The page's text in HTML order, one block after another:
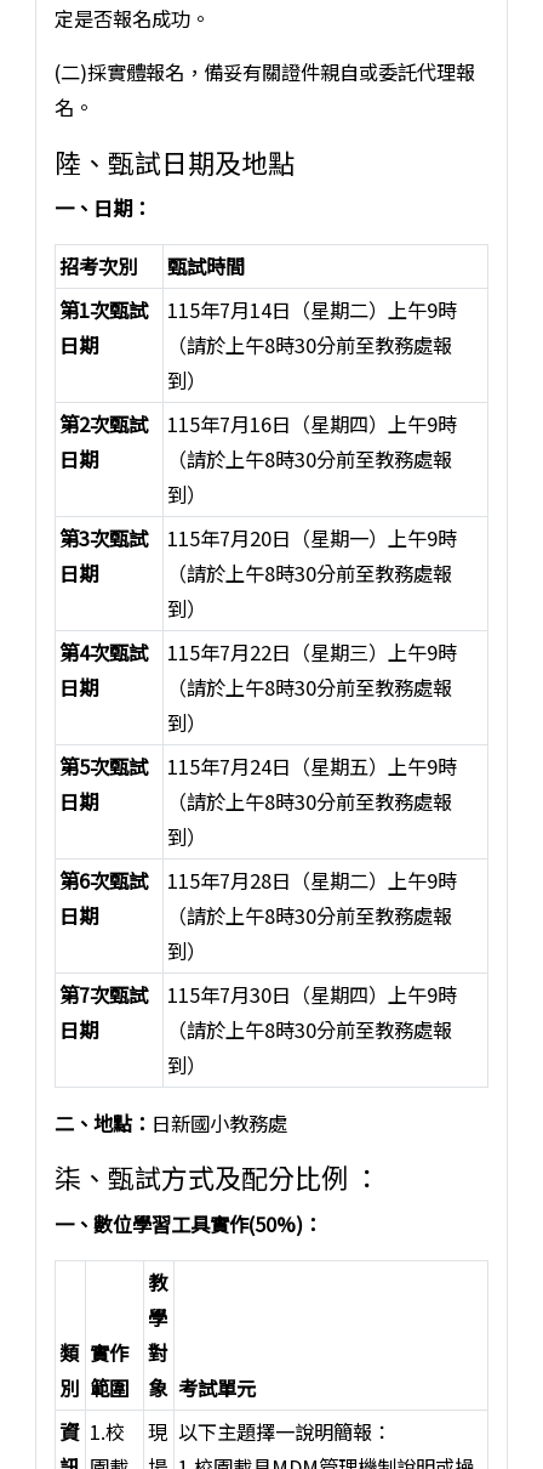
定是否報名成功。
(二)採實體報名，備妥有關證件親自或委託代理報
名。
陸、甄試日期及地點
一、日期：
招考次別
甄試時間
第1次甄試
日期
115年7月14日（星期二）上午9時
（請於上午8時30分前至教務處報
到）
第2次甄試
日期
115年7月16日（星期四）上午9時
（請於上午8時30分前至教務處報
到）
第3次甄試
日期
115年7月20日（星期一）上午9時
（請於上午8時30分前至教務處報
到）
第4次甄試
日期
115年7月22日（星期三）上午9時
（請於上午8時30分前至教務處報
到）
第5次甄試
日期
115年7月24日（星期五）上午9時
（請於上午8時30分前至教務處報
到）
第6次甄試
日期
115年7月28日（星期二）上午9時
（請於上午8時30分前至教務處報
到）
第7次甄試
日期
115年7月30日（星期四）上午9時
（請於上午8時30分前至教務處報
到）
二、地點： 日新國小教務處
柒、甄試方式及配分比例 ：
一、數位學習工具實作(50%)：
類
別
實作
範圍
教
學
對
象 考試單元
資 1.校
現 以下主題擇一說明簡報：